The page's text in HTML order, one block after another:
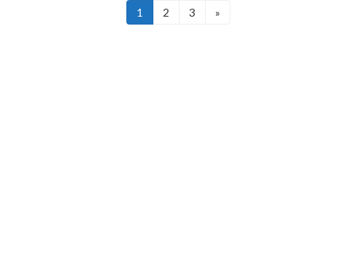
固
定
1
固
2
固
3 »